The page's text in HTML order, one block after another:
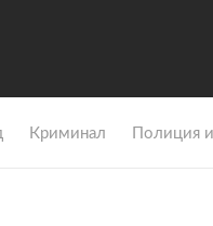
Криминал Полиция